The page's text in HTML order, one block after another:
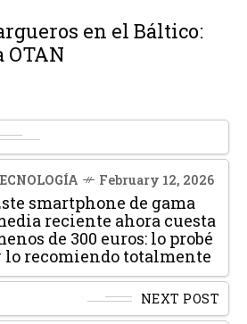
en el Báltico:
OTAN
February 12, 2026
smartphone de gama
reciente ahora cuesta
de 300 euros: lo probé
lo recomiendo totalmente
NEXT POST